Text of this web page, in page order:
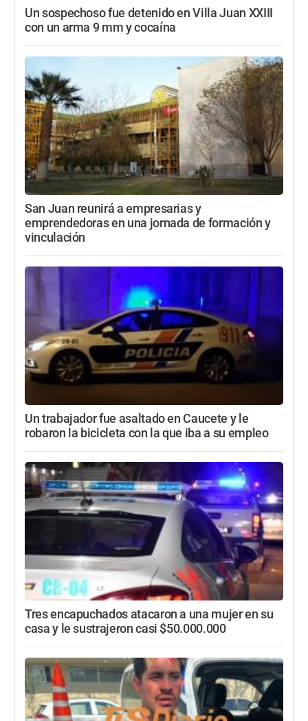
Un sospechoso fue detenido en Villa Juan XXIII
con un arma 9 mm y cocaína
San Juan reunirá a empresarias y
emprendedoras en una jornada de formación y
vinculación
Un trabajador fue asaltado en Caucete y le
robaron la bicicleta con la que iba a su empleo
Tres encapuchados atacaron a una mujer en su
casa y le sustrajeron casi $50.000.000